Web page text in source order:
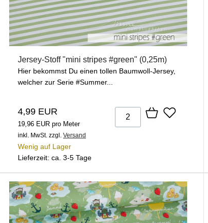
Jersey-Stoff "mini stripes #green" (0,25m)
Hier bekommst Du einen tollen Baumwoll-Jersey,
welcher zur Serie #Summer...
4,99 EUR
19,96 EUR pro Meter
inkl. MwSt. zzgl. Versand
Wenig auf Lager
Lieferzeit: ca. 3-5 Tage